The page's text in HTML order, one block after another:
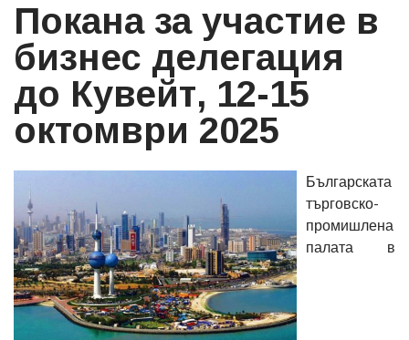
Покана за участие в
бизнес делегация
до Кувейт, 12-15
октомври 2025
Българската
търговско-
промишлена
палата в